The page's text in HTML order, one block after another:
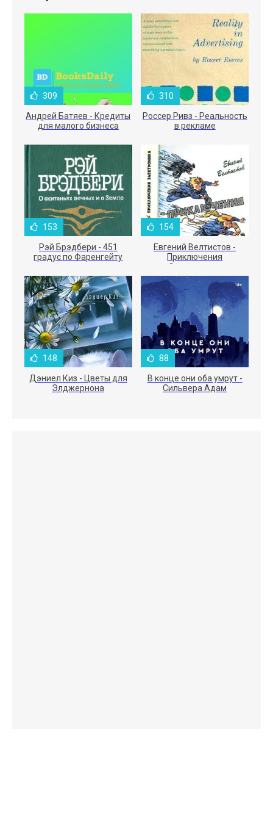
309
Андрей Батяев - Кредиты
для малого бизнеса
310
Россер Ривз - Реальность
в рекламе
153
Рэй Брэдбери - 451
градус по Фаренгейту
154
Евгений Велтистов -
Приключения
Электроника
148
Дэниел Киз - Цветы для
Элджернона
88
В конце они оба умрут -
Сильвера Адам